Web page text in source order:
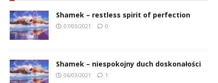
Shamek – restless spirit of perfection
07/03/2021 0
Shamek – niespokojny duch doskonałości
06/03/2021 1